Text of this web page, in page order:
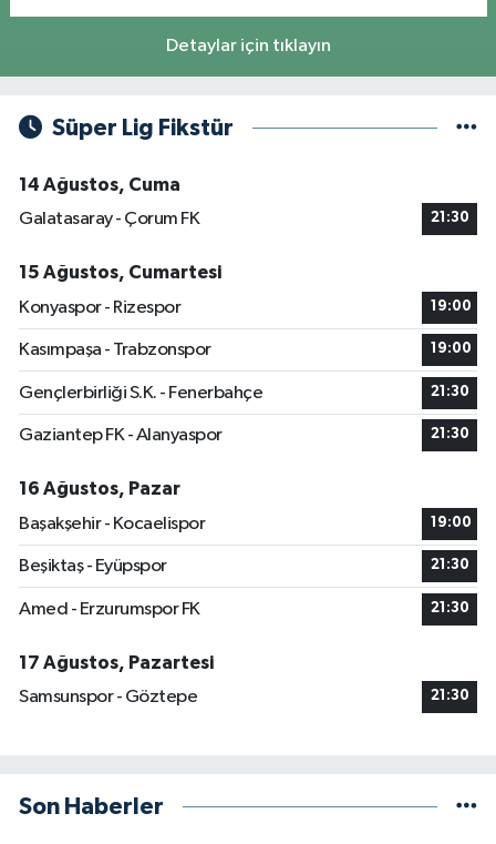
Detaylar için tıklayın
Süper Lig Fikstür
14 Ağustos, Cuma
Galatasaray - Çorum FK
21:30
15 Ağustos, Cumartesi
Konyaspor - Rizespor
19:00
Kasımpaşa - Trabzonspor 19:00
Gençlerbirliği S.K. - Fenerbahçe 21:30
Gaziantep FK - Alanyaspor 21:30
16 Ağustos, Pazar
Başakşehir - Kocaelispor
19:00
Beşiktaş - Eyüpspor 21:30
Amed - Erzurumspor FK 21:30
17 Ağustos, Pazartesi
Samsunspor - Göztepe
21:30
Son Haberler